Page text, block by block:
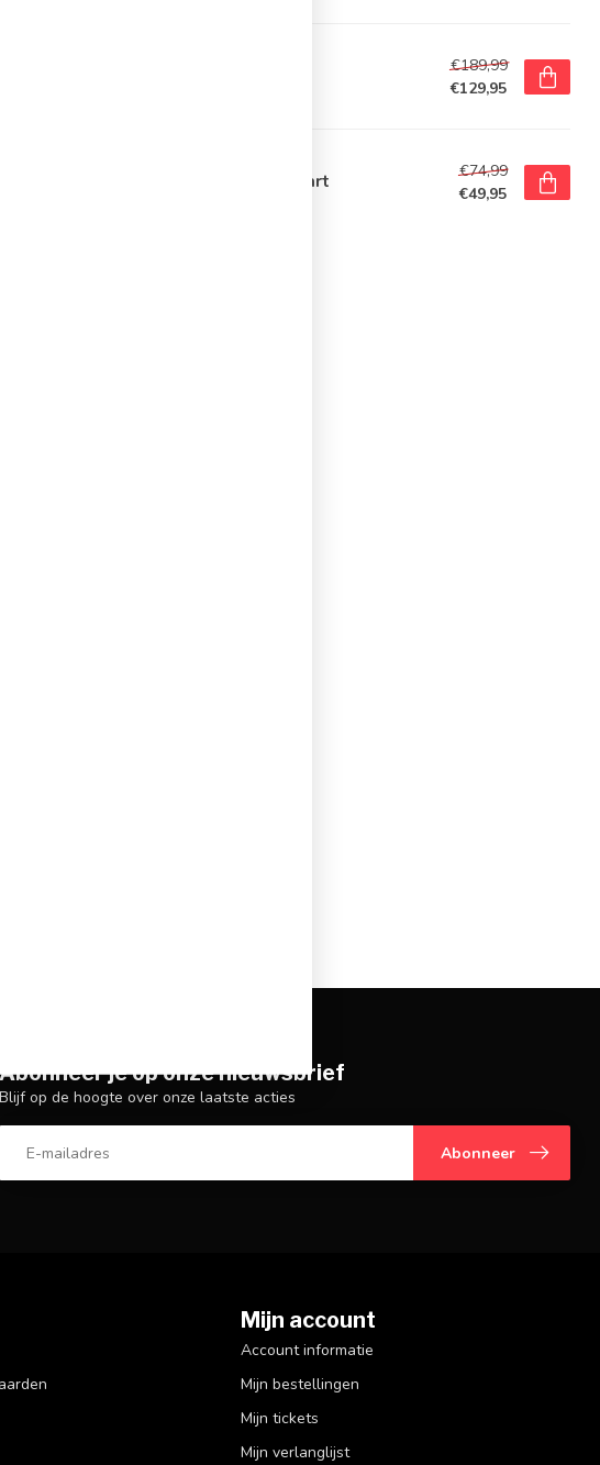
€189,99
€129,95
Converse All Star Hoog Zwart
€74,99
€49,95
Abonneer je op onze nieuwsbrief
Blijf op de hoogte over onze laatste acties
Abonneer
Mijn account
Account informatie
Mijn bestellingen
Mijn tickets
Mijn verlanglijst